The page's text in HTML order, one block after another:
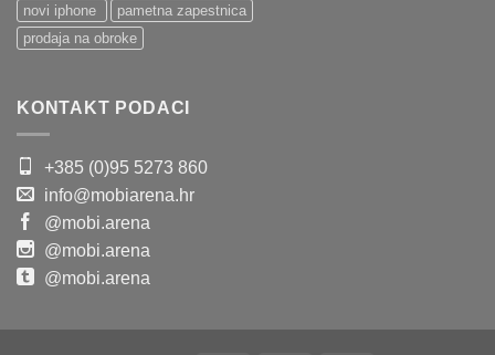
novi iphone
pametna zapestnica
prodaja na obroke
KONTAKT PODACI
+385 (0)95 5273 860
info@mobiarena.hr
@mobi.arena
@mobi.arena
@mobi.arena